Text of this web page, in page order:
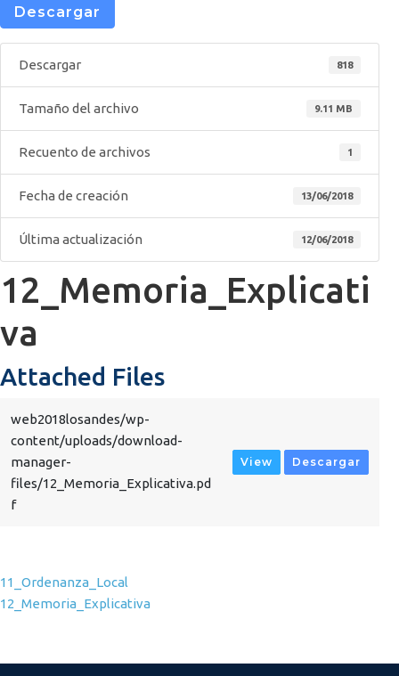
Descargar
Descargar 818
Tamaño del archivo 9.11 MB
Recuento de archivos 1
Fecha de creación 13/06/2018
Última actualización 12/06/2018
12_Memoria_Explicati
va
Attached Files
web2018losandes/wp-
content/uploads/download-
manager-
files/12_Memoria_Explicativa.pd
f
View Descargar
Navegación de entradas
11_Ordenanza_Local
12_Memoria_Explicativa